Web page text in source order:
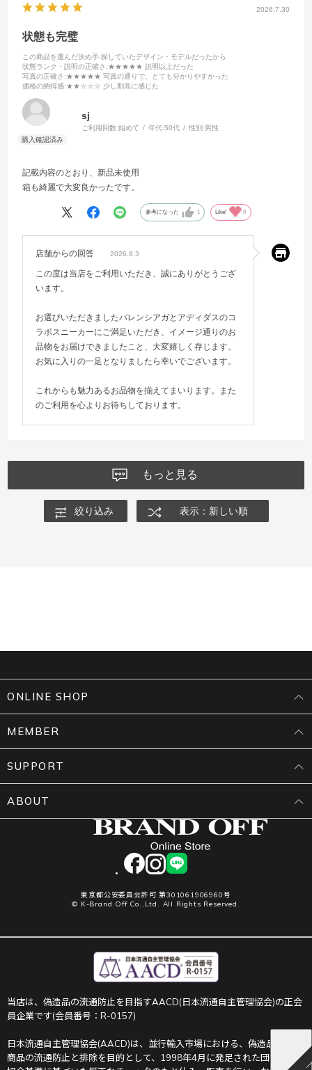
2026.7.30
状態も完璧
この商品を選んだ決め手:探していたデザイン・モデルだったから
状態ランク・説明の正確さ :★★★★★ 説明以上だった
写真の正確さ :★★★★★ 写真の通りで、とても分かりやすかった
価格の納得感:★★☆☆☆ 少し割高に感じた
sj
ご利用回数:始めて 年代:50代 性別:男性
記載内容のとおり、新品未使用
箱も綺麗で大変良かったです。
参考になった 1 Like! 0
店舗からの回答 2026.8.3
この度は当店をご利用いただき、誠にありがとうござ
います。
お選びいただきましたバレンシアガとアディダスのコ
ラボスニーカーにご満足いただき、イメージ通りのお
品物をお届けできましたこと、大変嬉しく存じます。
お気に入りの一足となりましたら幸いでございます。
これからも魅力あるお品物を揃えてまいります。また
のご利用を心よりお待ちしております。
もっと見る
絞り込み 表示：新しい順
facebookinstagram
LINE
東京都公安委員会許可 第301061906960号
© K-Brand Off Co.,Ltd. All Rights Reserved.
ONLINE SHOP
MEMBER
SUPPORT
ABOUT
当店は、偽造品の流通防止を目指すAACD(日本流通自主管理協会)の正会
員企業です(会員番号：R-0157)
日本流通自主管理協会(AACD)は、並行輸入市場における、偽造品や不正
商品の流通防止と排除を目的として、1998年4月に発足された団体です。